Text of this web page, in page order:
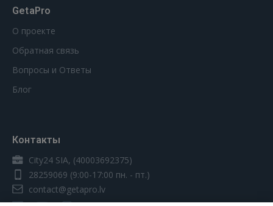
GetaPro
О проекте
Обратная связь
Вопросы и Ответы
Блог
Контакты
City24 SIA, (40003692375)
28259069 (9:00-17:00 пн. - пт.)
contact@getapro.lv